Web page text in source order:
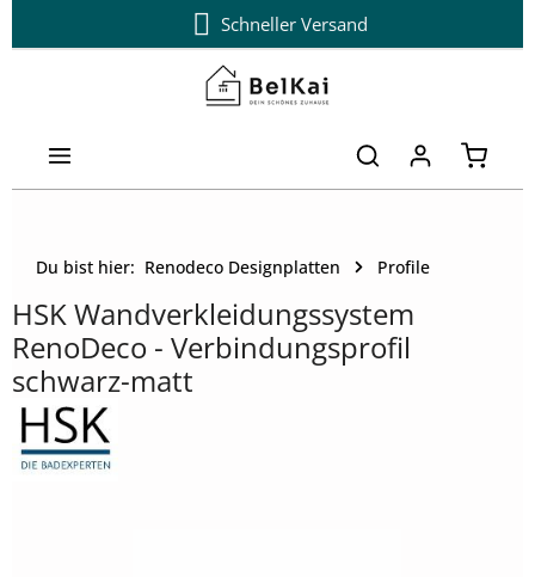
Zum Hauptinhalt springenSchneller Versand
Du bist hier: Renodeco Designplatten Profile
HSK Wandverkleidungssystem
RenoDeco - Verbindungsprofil
schwarz-matt